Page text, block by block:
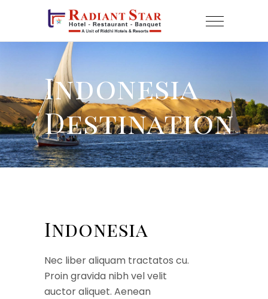
Indonesia
Destination
Indonesia
Nec liber aliquam tractatos cu.
Proin gravida nibh vel velit
auctor aliquet. Aenean